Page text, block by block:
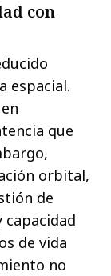
con
espacial.
que
orbital,
de
de vida
no